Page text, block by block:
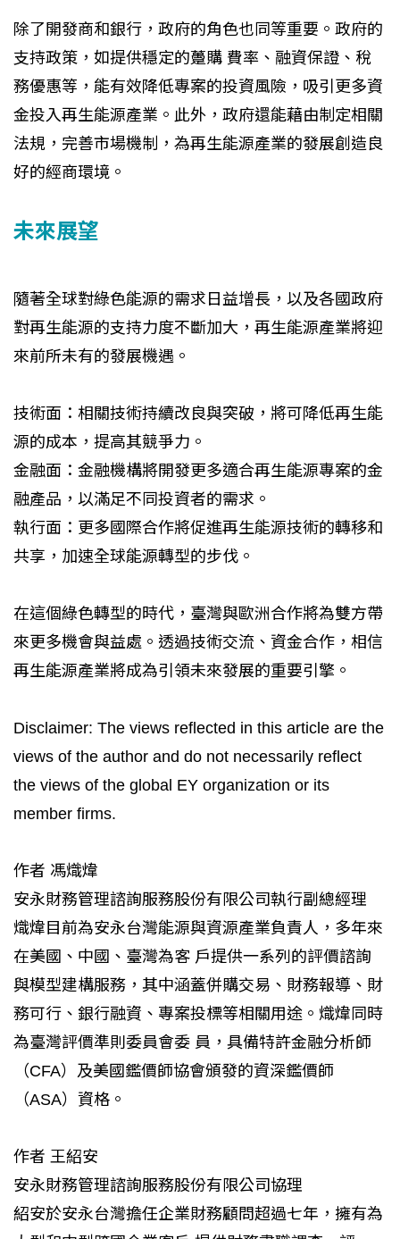
除了開發商和銀行，政府的角色也同等重要。政府的
支持政策，如提供穩定的躉購 費率、融資保證、稅
務優惠等，能有效降低專案的投資風險，吸引更多資
金投入再生能源產業。此外，政府還能藉由制定相關
法規，完善市場機制，為再生能源產業的發展創造良
好的經商環境。
未來展望
隨著全球對綠色能源的需求日益增長，以及各國政府
對再生能源的支持力度不斷加大，再生能源產業將迎
來前所未有的發展機遇。
技術面：相關技術持續改良與突破，將可降低再生能
源的成本，提高其競爭力。
金融面：金融機構將開發更多適合再生能源專案的金
融產品，以滿足不同投資者的需求。
執行面：更多國際合作將促進再生能源技術的轉移和
共享，加速全球能源轉型的步伐。
在這個綠色轉型的時代，臺灣與歐洲合作將為雙方帶
來更多機會與益處。透過技術交流、資金合作，相信
再生能源產業將成為引領未來發展的重要引擎。
Disclaimer: The views reflected in this article are the
views of the author and do not necessarily reflect
the views of the global EY organization or its
member firms.
作者 馮熾煒
安永財務管理諮詢服務股份有限公司執行副總經理
熾煒目前為安永台灣能源與資源產業負責人，多年來
在美國、中國、臺灣為客 戶提供一系列的評價諮詢
與模型建構服務，其中涵蓋併購交易、財務報導、財
務可行、銀行融資、專案投標等相關用途。熾煒同時
為臺灣評價準則委員會委 員，具備特許金融分析師
（CFA）及美國鑑價師協會頒發的資深鑑價師
（ASA）資格。
作者 王紹安
安永財務管理諮詢服務股份有限公司協理
紹安於安永台灣擔任企業財務顧問超過七年，擁有為